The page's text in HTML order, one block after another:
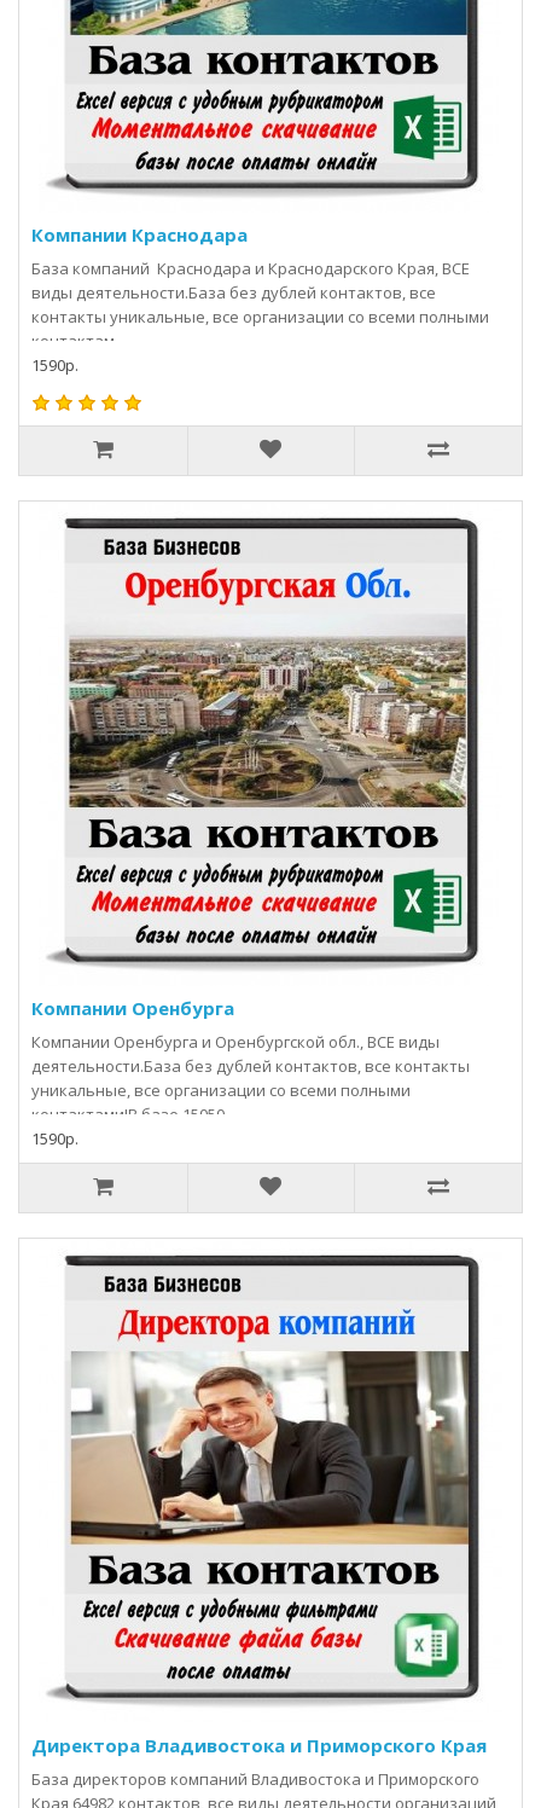
Компании Краснодара
База компаний Краснодара и Краснодарского Края, ВСЕ
виды деятельности.База без дублей контактов, все
контакты уникальные, все организации со всеми полными
контактам..
1590р.
Компании Оренбурга
Компании Оренбурга и Оренбургской обл., ВСЕ виды
деятельности.База без дублей контактов, все контакты
уникальные, все организации со всеми полными
контактами!В базе 15050..
1590р.
Директора Владивостока и Приморского Края
База директоров компаний Владивостока и Приморского
Края 64982 контактов, все виды деятельности организаций